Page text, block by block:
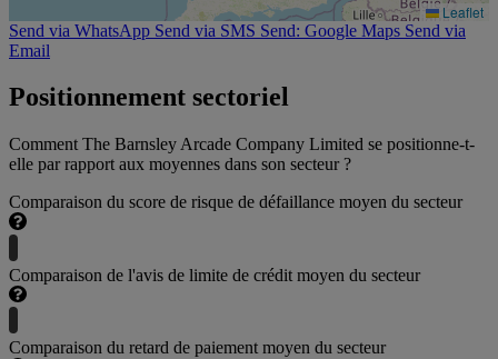
Leaflet
Send via WhatsApp Send via SMS Send: Google Maps Send via
Email
Positionnement sectoriel
Comment The Barnsley Arcade Company Limited se positionne-t-
elle par rapport aux moyennes dans son secteur ?
Comparaison du score de risque de défaillance moyen du secteur
Comparaison de l'avis de limite de crédit moyen du secteur
Comparaison du retard de paiement moyen du secteur